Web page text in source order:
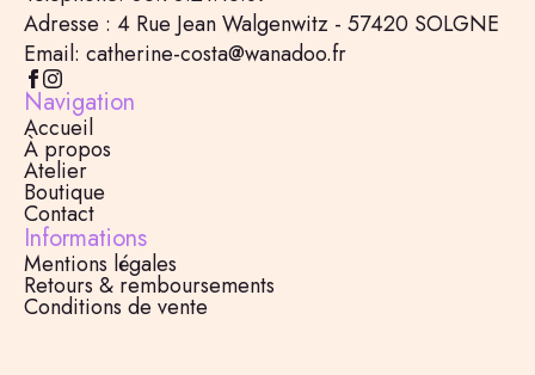
Adresse : 4 Rue Jean Walgenwitz - 57420 SOLGNE
Email: catherine-costa@wanadoo.fr
Navigation
Accueil
À propos
Atelier
Boutique
Contact
Informations
Mentions légales
Retours & remboursements
Conditions de vente